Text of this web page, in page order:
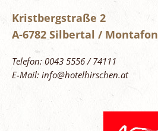
Kristbergstraße 2
A-6782 Silbertal / Montafon
Telefon: 0043 5556 / 74111
E-Mail: info@hotelhirschen.at